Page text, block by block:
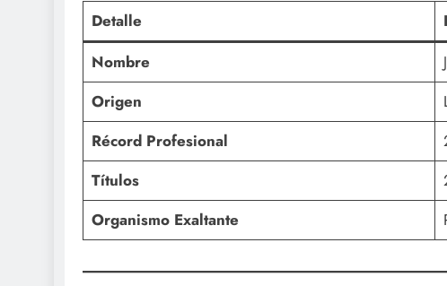
Detalle
Nombre
Origen
Récord Profesional
Títulos
Organismo Exaltante